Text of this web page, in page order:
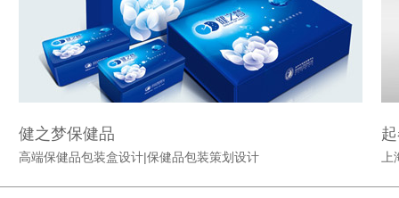
健之梦保健品
高端保健品包装盒设计|保健品包装策划设计